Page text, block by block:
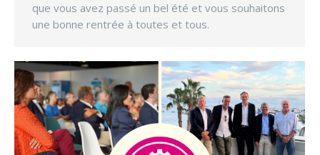
que vous avez passé un bel été et vous souhaitons
une bonne rentrée à toutes et tous.